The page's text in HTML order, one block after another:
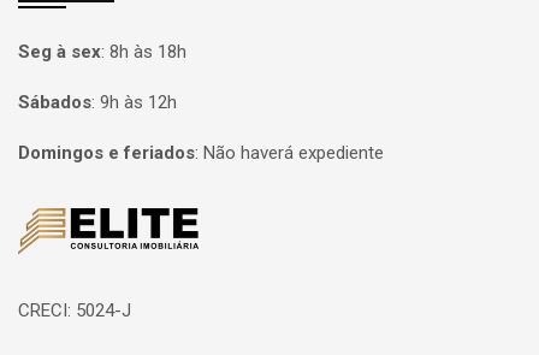
Seg à sex: 8h às 18h
Sábados: 9h às 12h
Domingos e feriados: Não haverá expediente
Página inicial
CRECI: 5024-J